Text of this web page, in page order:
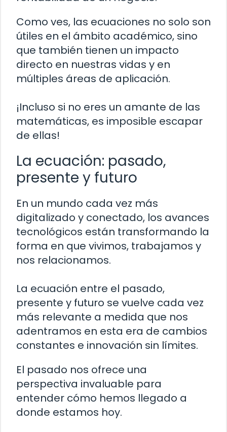
Como ves, las ecuaciones no solo son
útiles en el ámbito académico, sino
que también tienen un impacto
directo en nuestras vidas y en
múltiples áreas de aplicación.
¡Incluso si no eres un amante de las
matemáticas, es imposible escapar
de ellas!
La ecuación: pasado,
presente y futuro
En un mundo cada vez más
digitalizado y conectado, los avances
tecnológicos están transformando la
forma en que vivimos, trabajamos y
nos relacionamos.
La ecuación entre el pasado,
presente y futuro se vuelve cada vez
más relevante a medida que nos
adentramos en esta era de cambios
constantes e innovación sin límites.
El pasado nos ofrece una
perspectiva invaluable para
entender cómo hemos llegado a
donde estamos hoy.